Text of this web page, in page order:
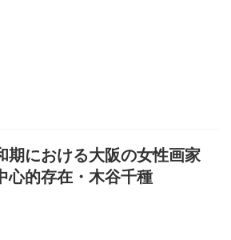
期における大阪の女性画家
心的存在・木谷千種